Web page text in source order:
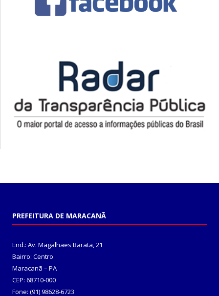
PREFEITURA DE MARACANÃ
End.: Av. Magalhães Barata, 21
Bairro: Centro
Maracanã – PA
CEP: 68710-000
Fone: (91) 98628-6723